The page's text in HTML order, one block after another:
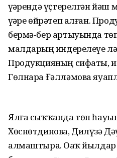
үҙҙәрендә үҫтерелгән
үҙҙәре өйрәтеп алған.
бермә-бер артыуында
малдарҙың индерелеүе лә,
Продукцияның сифаты,
Гөлнара Ғәлләмова
Ялға сыҡҡанда төп
Хөснөтдинова, Дилүзә
алмаштыра. Оҙаҡ